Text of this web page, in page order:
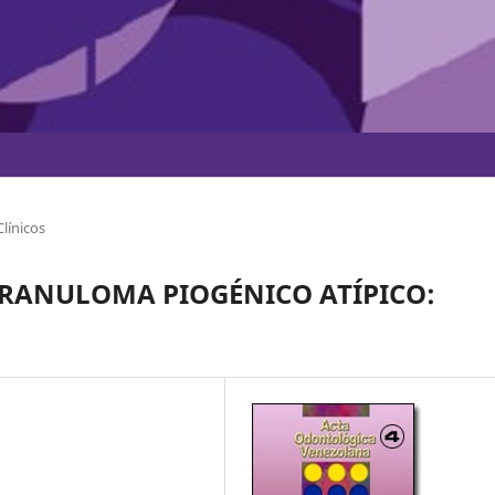
PIOGÉNICO ATÍPICO: